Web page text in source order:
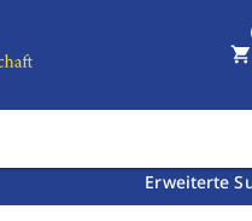
Erweiterte
shopping_cart